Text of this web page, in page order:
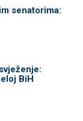
senatorima:
BiH